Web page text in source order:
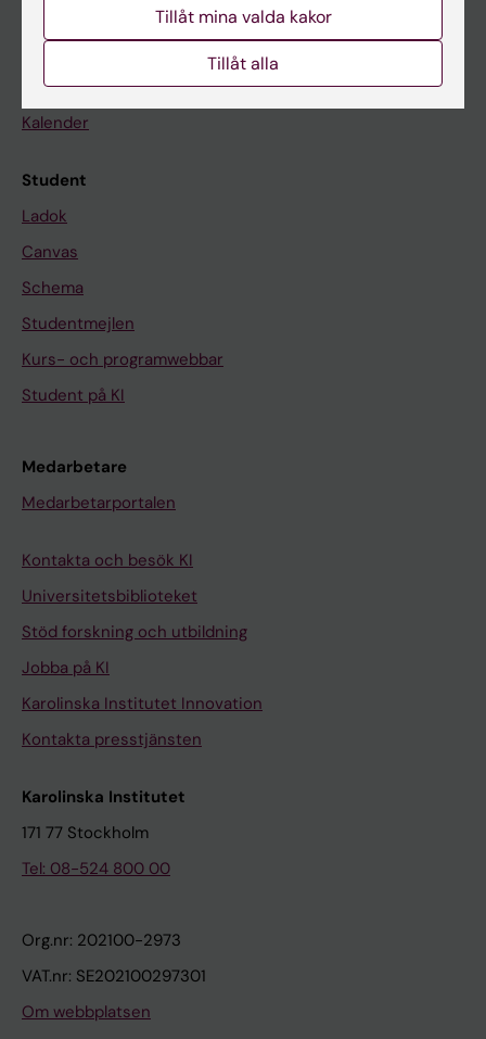
På gång
Nyheter
Kalender
Student
Ladok
Canvas
Schema
Studentmejlen
Kurs- och programwebbar
Student på KI
Medarbetare
Medarbetarportalen
Kontakta och besök KI
Universitetsbiblioteket
Stöd forskning och utbildning
Jobba på KI
Karolinska Institutet Innovation
Kontakta presstjänsten
Karolinska Institutet
171 77 Stockholm
Tel: 08-524 800 00
Org.nr: 202100-2973
VAT.nr: SE202100297301
Om webbplatsen
Tillåt mina valda kakor
Tillåt alla